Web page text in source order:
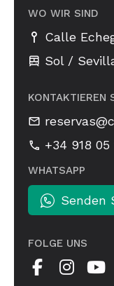
WO WIR SIND
Calle
Sol /
KONTAKTIEREN
+34 918 05
WHATSAPP
Senden
FOLGE UNS